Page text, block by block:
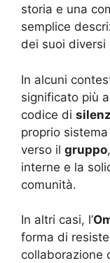
storia e una
semplice
dei suoi
In alcuni
significato più
codice di
proprio
verso il gruppo
interne e la
comunità.
In altri casi, l’
forma di
collaborazione